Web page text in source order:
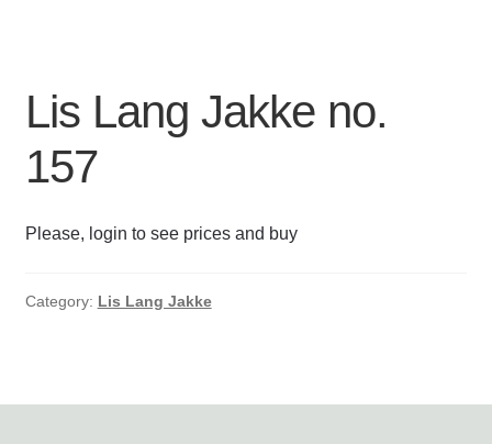
Kontakt os
Kurv
Min Konto
Om byLi
Lis Lang Jakke no.
157
Please, login to see prices and buy
Category: Lis Lang Jakke